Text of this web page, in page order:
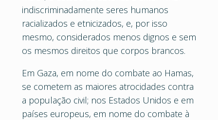
indiscriminadamente seres humanos
racializados e etnicizados, e, por isso
mesmo, considerados menos dignos e sem
os mesmos direitos que corpos brancos.
Em Gaza, em nome do combate ao Hamas,
se cometem as maiores atrocidades contra
a população civil; nos Estados Unidos e em
países europeus, em nome do combate à